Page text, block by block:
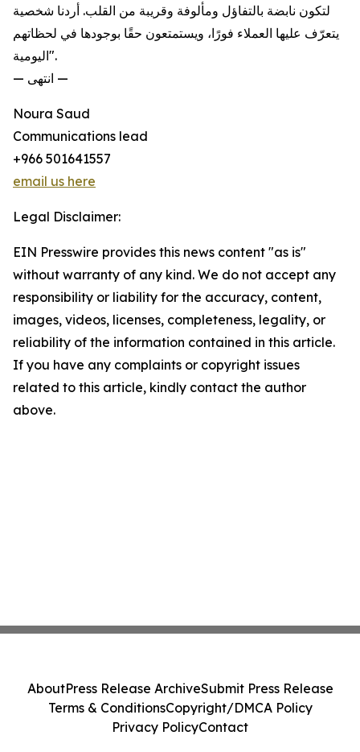
لتكون نابضة بالتفاؤل ومألوفة وقريبة من القلب. أردنا شخصية
يتعرّف عليها العملاء فورًا، ويستمتعون حقًا بوجودها في لحظاتهم
اليومية".
— انتهى —
Noura Saud
Communications lead
+966 501641557
email us here
Legal Disclaimer:
EIN Presswire provides this news content "as is"
without warranty of any kind. We do not accept any
responsibility or liability for the accuracy, content,
images, videos, licenses, completeness, legality, or
reliability of the information contained in this article.
If you have any complaints or copyright issues
related to this article, kindly contact the author
above.
AboutPress Release ArchiveSubmit Press Release
Terms & ConditionsCopyright/DMCA Policy
Privacy PolicyContact